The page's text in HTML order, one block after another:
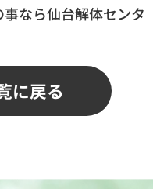
なら仙台解体センタ
に戻る